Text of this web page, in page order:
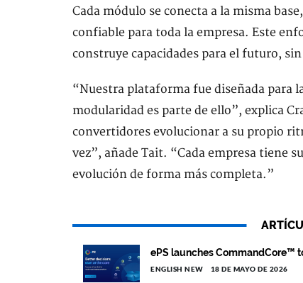
Cada módulo se conecta a la misma
confiable para toda la empresa. Este
construye capacidades para el futuro,
“Nuestra plataforma fue diseñada para
modularidad es parte de ello”, explica
convertidores evolucionar a su propio
vez”, añade Tait. “Cada empresa tiene
evolución de forma más completa.”
ePS launches CommandCore™
ENGLISH NEW 18 DE MAYO DE 2026